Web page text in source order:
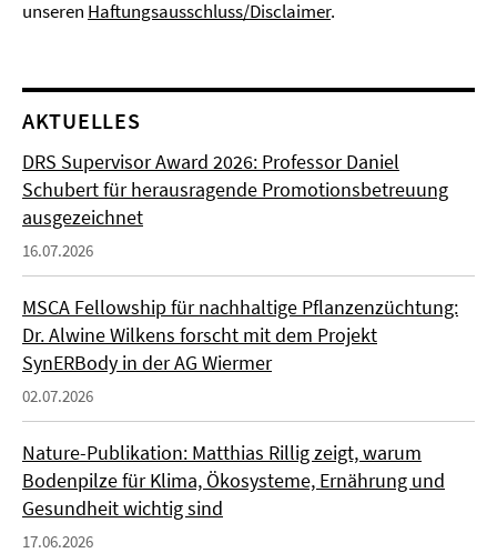
unseren Haftungsausschluss/Disclaimer.
AKTUELLES
DRS Supervisor Award 2026: Professor Daniel
Schubert für herausragende Promotionsbetreuung
ausgezeichnet
16.07.2026
MSCA Fellowship für nachhaltige Pflanzenzüchtung:
Dr. Alwine Wilkens forscht mit dem Projekt
SynERBody in der AG Wiermer
02.07.2026
Nature-Publikation: Matthias Rillig zeigt, warum
Bodenpilze für Klima, Ökosysteme, Ernährung und
Gesundheit wichtig sind
17.06.2026